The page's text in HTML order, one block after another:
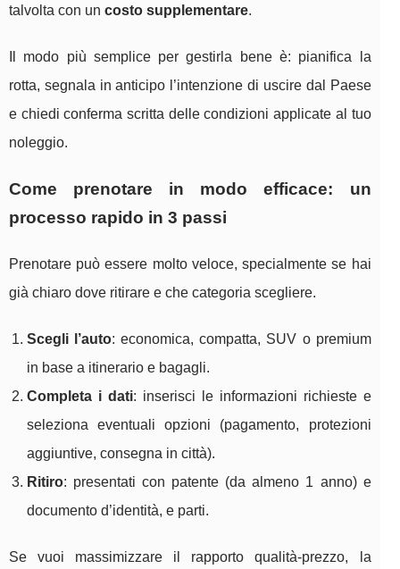
talvolta con un costo supplementare.
Il modo più semplice per gestirla bene è: pianifica la
rotta, segnala in anticipo l’intenzione di uscire dal Paese
e chiedi conferma scritta delle condizioni applicate al tuo
noleggio.
Come prenotare in modo efficace: un
processo rapido in 3 passi
Prenotare può essere molto veloce, specialmente se hai
già chiaro dove ritirare e che categoria scegliere.
Scegli l’auto: economica, compatta, SUV o premium
in base a itinerario e bagagli.
Completa i dati: inserisci le informazioni richieste e
seleziona eventuali opzioni (pagamento, protezioni
aggiuntive, consegna in città).
Ritiro: presentati con patente (da almeno 1 anno) e
documento d’identità, e parti.
Se vuoi massimizzare il rapporto qualità-prezzo, la